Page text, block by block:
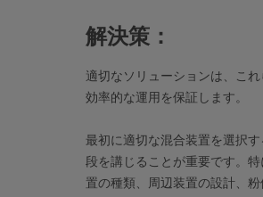
解決策：
適切なソリューションは、こ
効率的な運用を保証します。
最初に適切な混合装置を選択
段を講じることが重要です。
置の種類、周辺装置の設計、